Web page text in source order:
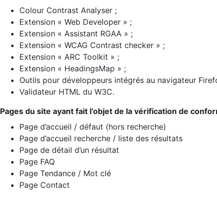
Colour Contrast Analyser ;
Extension « Web Developer » ;
Extension « Assistant RGAA » ;
Extension « WCAG Contrast checker » ;
Extension « ARC Toolkit » ;
Extension « HeadingsMap » ;
Outils pour développeurs intégrés au navigateur
Validateur HTML du W3C.
Pages du site ayant fait l’objet de la vérification de
Page d’accueil / défaut (hors recherche)
Page d’accueil recherche / liste des résultats
Page de détail d’un résultat
Page FAQ
Page Tendance / Mot clé
Page Contact